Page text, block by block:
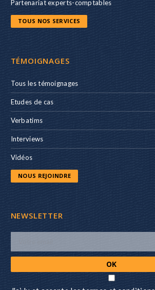
Partenariat experts-comptables
TOUS NOS SERVICES
TÉMOIGNAGES
Tous les témoignages
Etudes de cas
Verbatims
Interviews
Vidéos
NOUS REJOINDRE
NEWSLETTER